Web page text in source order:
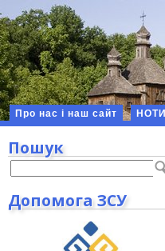
Про нас і наш сайт НОТИ
Пошук
Допомога ЗСУ